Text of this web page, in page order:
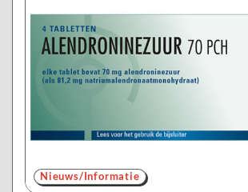
Nieuws/Informatie